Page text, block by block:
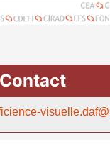
Contact